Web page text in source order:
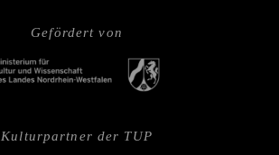
Gefördert von
Kulturpartner der TUP